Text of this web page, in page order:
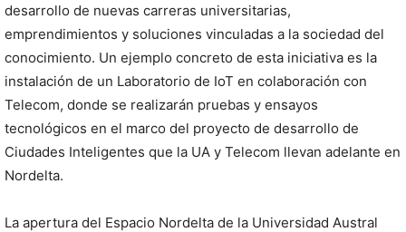
desarrollo de nuevas carreras universitarias,
emprendimientos y soluciones vinculadas a la sociedad del
conocimiento. Un ejemplo concreto de esta iniciativa es la
instalación de un Laboratorio de IoT en colaboración con
Telecom, donde se realizarán pruebas y ensayos
tecnológicos en el marco del proyecto de desarrollo de
Ciudades Inteligentes que la UA y Telecom llevan adelante en
Nordelta.
La apertura del Espacio Nordelta de la Universidad Austral